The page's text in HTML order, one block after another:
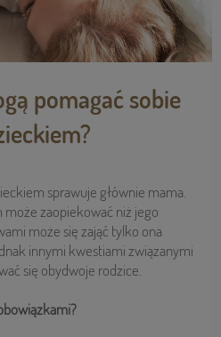
pomagać sobie
sprawuje głównie mama.
zaopiekować niż jego
może się zająć tylko ona
innymi kwestiami związanymi
się obydwoje rodzice.